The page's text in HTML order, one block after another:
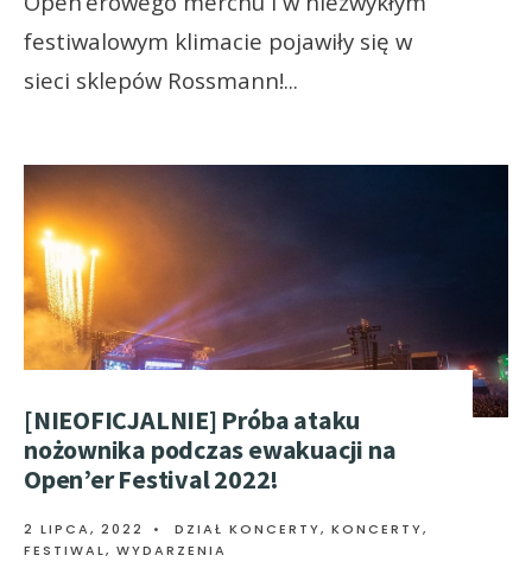
festiwalowym klimacie pojawiły się w
sieci sklepów Rossmann!...
[NIEOFICJALNIE] Próba ataku
nożownika podczas ewakuacji na
Open’er Festival 2022!
2 LIPCA, 2022 • DZIAŁ KONCERTY, KONCERTY,
FESTIWAL, WYDARZENIA